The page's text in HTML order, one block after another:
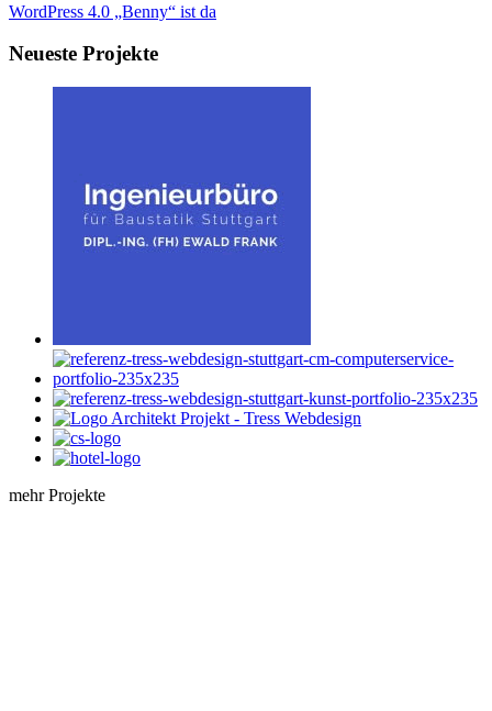
WordPress 4.0 „Benny“ ist da
Neueste Projekte
mehr Projekte